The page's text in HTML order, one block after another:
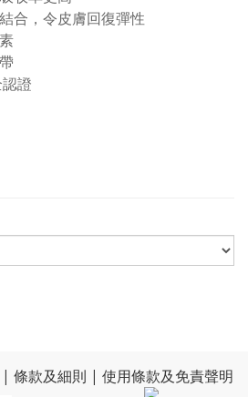
合，令皮膚回復彈性
證
條款及細則 | 使用條款及免責聲明